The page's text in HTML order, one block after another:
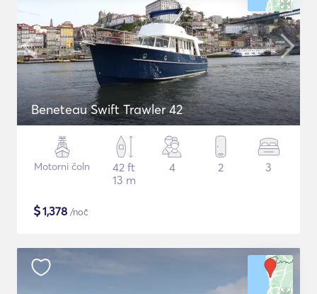
Beneteau Swift Trawler 42
Motorni čoln
42 ft
13 m
4 2 3
$1,378 /noč